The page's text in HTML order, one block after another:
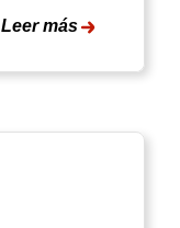
Leer más